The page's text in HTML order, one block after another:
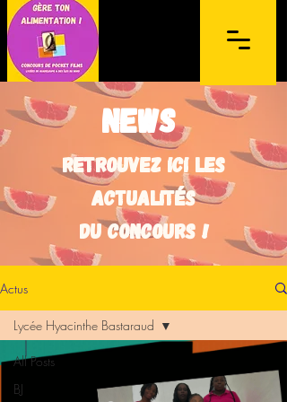
Concours de films sur mobile à
destination des lycéens de l'archipel de la
Guadeloupe et des Îles du Nord
news
Retrouvez ici les
actualités
du concours !
Actus
All Posts
BJ
Lycée Hyacinthe Bastaraud